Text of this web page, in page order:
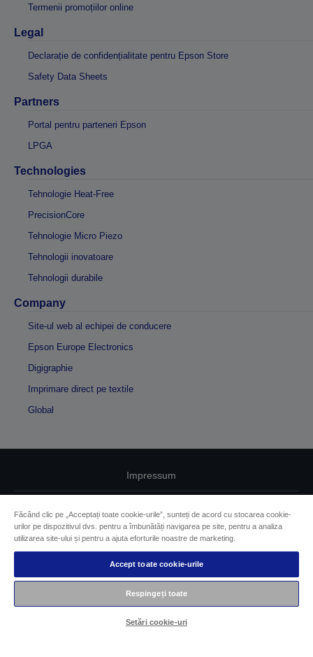
Termenii promoțiilor online
Legal
Declarație de confidențialitate pentru Epson Store
Safety Data Sheets
Partners
Portal pentru parteneri Epson
LPGA
Technologies
Tehnologie Heat-Free
PrecisionCore
Tehnologie Micro Piezo
Tehnologii inovatoare
Tehnologii durabile
Company
Site-ul web al echipei de conducere
Epson Europe Electronics
Digigraphie
Imprimare direct pe textile
Global
Impressum
Declarație privind informațiile confidențiale
EU Data Act Compliance
Contactaţi-ne în legătură cu datele dumneavoastră
Informaţii despre modulele cookie
Făcând clic pe „Acceptați toate cookie-urile”, sunteți de acord cu stocarea cookie-
urilor pe dispozitivul dvs. pentru a îmbunătăți navigarea pe site, pentru a analiza
utilizarea site-ului și pentru a ajuta eforturile noastre de marketing.
Accept toate cookie-urile
Respingeți toate
Setări cookie-uri